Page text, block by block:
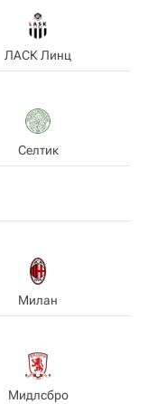
ЛАСК Линц
Селтик
Милан
Мидлсбро